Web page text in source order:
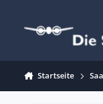
Startseite